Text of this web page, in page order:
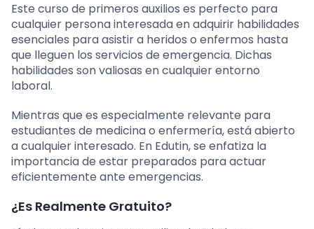
Este curso de primeros auxilios es perfecto para
cualquier persona interesada en adquirir habilidades
esenciales para asistir a heridos o enfermos hasta
que lleguen los servicios de emergencia. Dichas
habilidades son valiosas en cualquier entorno
laboral.
Mientras que es especialmente relevante para
estudiantes de medicina o enfermería, está abierto
a cualquier interesado. En Edutin, se enfatiza la
importancia de estar preparados para actuar
eficientemente ante emergencias.
¿Es Realmente Gratuito?